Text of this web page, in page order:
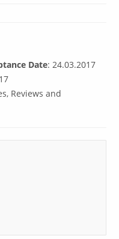
Date: 24.03.2017
Reviews and